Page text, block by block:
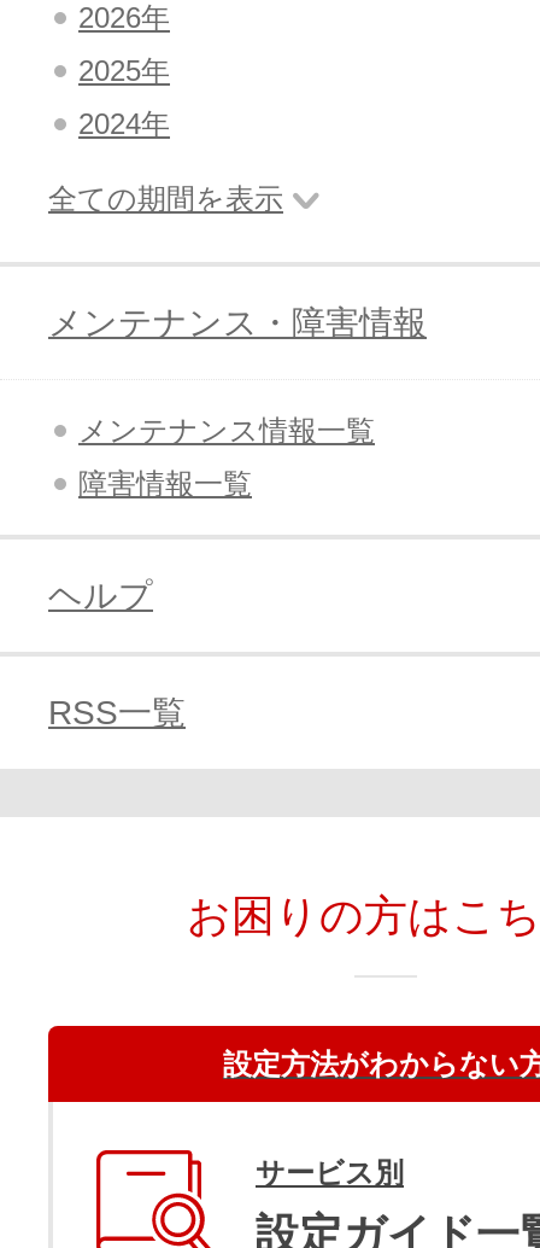
全Officeアプリが月額で使える
Microsoft 365
2026年
2025年
2024年
全ての期間を表示
メンテナンス・障害情報
メンテナンス情報一覧
障害情報一覧
ヘルプ
RSS一覧
お困りの方はこ
設定方法がわからない
サービス別
設定ガイド一